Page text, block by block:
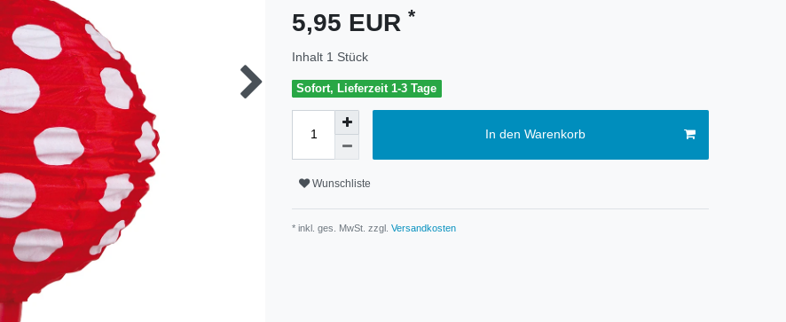
5,95 EUR *
Inhalt 1 Stück
Sofort, Lieferzeit 1-3 Tage
In den Warenkorb
Wunschliste
* inkl. ges. MwSt. zzgl. Versandkosten